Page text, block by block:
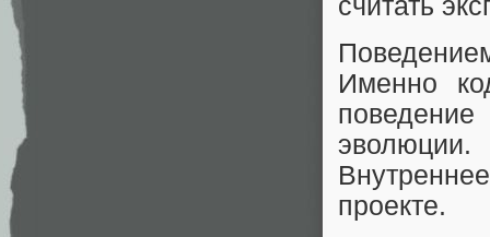
считать
Именно
поведение
эволюции.
проекте.